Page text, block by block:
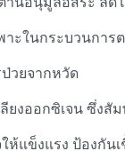
ในกระบวนการ
ป่วยจากหวัด
ลียงออกซิเจน ซึ่
ห้แข็งแรง ป้องกัน